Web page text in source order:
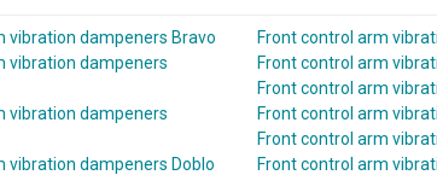
vibration dampeners Bravo
vibration dampeners
vibration dampeners
vibration dampeners Doblo
Front control arm
Front control arm
Front control arm
Front control arm
Front control arm
Front control arm